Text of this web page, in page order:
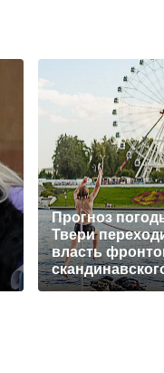
Прогноз
Твери
власть
циклона